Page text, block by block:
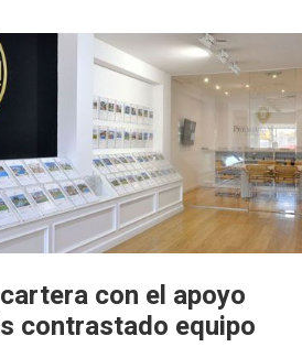
con el apoyo
contrastado equipo